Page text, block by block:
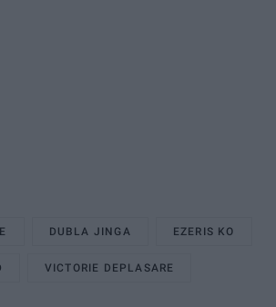
DUBLA JINGA EZERIS KO
VICTORIE DEPLASARE